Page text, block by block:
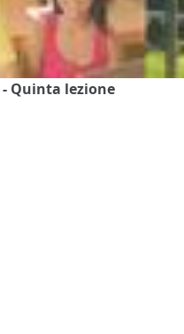
Quinta lezione